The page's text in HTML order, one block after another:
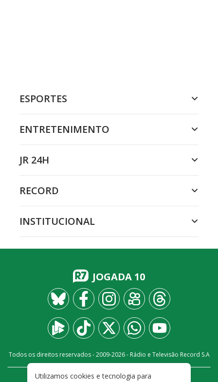
ESPORTES
ENTRETENIMENTO
JR 24H
RECORD
INSTITUCIONAL
JOGADA 10
Todos os direitos reservados - 2009-2026- Rádio e Televisão Record S.A
Utilizamos cookies e tecnologia para